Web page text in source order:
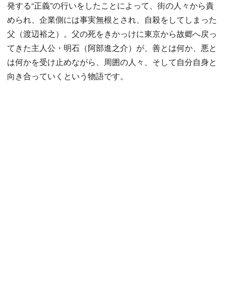
発する“正義”の行いをしたことによって、街の人々から責
められ、企業側には事実無根とされ、自殺をしてしまった
父（渡辺裕之）。父の死をきかっけに東京から故郷へ戻っ
てきた主人公・明石（阿部進之介）が、善とは何か、悪と
は何かを受け止めながら、周囲の人々、そして自分自身と
向き合っていくという物語です。